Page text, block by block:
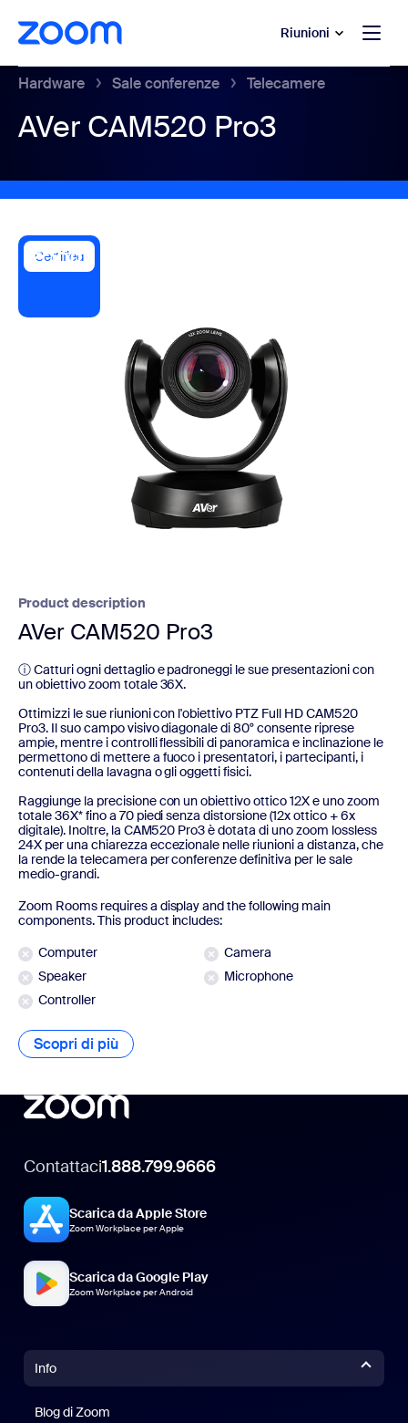
principale
di assistenza Riunioni
Hardware Sale conferenze Telecamere
AVer CAM520 Pro3
Certified
Product description
AVer CAM520 Pro3
ⓘ Catturi ogni dettaglio e padroneggi le sue presentazioni con
un obiettivo zoom totale 36X.
Ottimizzi le sue riunioni con l'obiettivo PTZ Full HD CAM520
Pro3. Il suo campo visivo diagonale di 80° consente riprese
ampie, mentre i controlli flessibili di panoramica e inclinazione le
permettono di mettere a fuoco i presentatori, i partecipanti, i
contenuti della lavagna o gli oggetti fisici.
Raggiunge la precisione con un obiettivo ottico 12X e uno zoom
totale 36X* fino a 70 piedi senza distorsione (12x ottico + 6x
digitale). Inoltre, la CAM520 Pro3 è dotata di uno zoom lossless
24X per una chiarezza eccezionale nelle riunioni a distanza, che
la rende la telecamera per conferenze definitiva per le sale
medio-grandi.
Zoom Rooms requires a display and the following main
components. This product includes:
Computer
Camera
Speaker
Microphone
Controller
Scopri di più Scopri di più
Contattaci1.888.799.9666
Scarica da Apple Store
Zoom Workplace per Apple
Scarica da Google Play
Zoom Workplace per Android
Info
Blog di Zoom